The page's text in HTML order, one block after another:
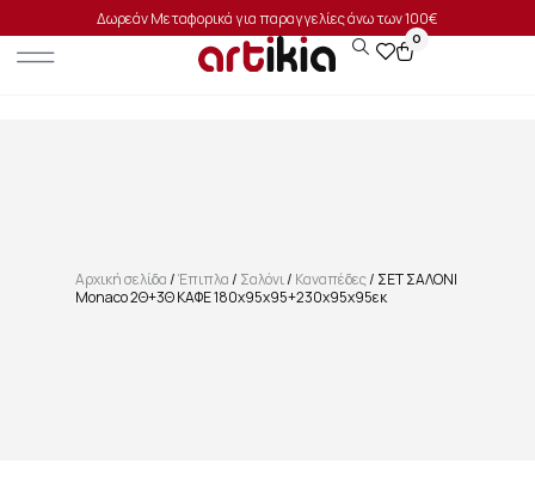
Δωρεάν Μεταφορικά για παραγγελίες άνω των 100€
0
Αρχική σελίδα/Έπιπλα/ Σαλόνι/ Καναπέδες/ ΣΕΤ ΣΑΛΟΝΙ
Monaco 2Θ+3Θ ΚΑΦΕ 180x95x95+230x95x95εκ